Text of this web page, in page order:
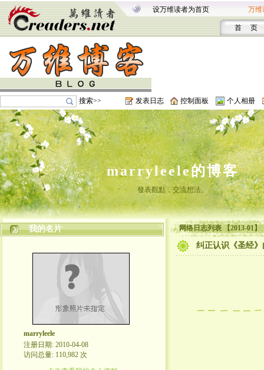
设万维读者为首页 万维
首 页
搜索>> 发表日志 控制面板 个人相册
marryleele的博客
發表觀點，交流想法。
我的名片
marryleele
注册日期: 2010-04-08
访问总量: 110,982 次
网络日志列表 【2013-01】
纠正认识《圣经